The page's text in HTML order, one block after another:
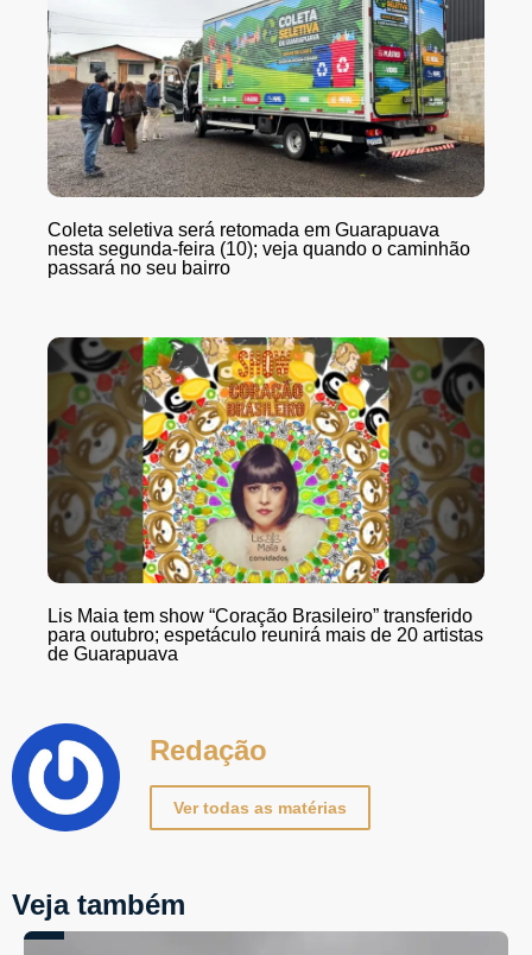
Coleta seletiva será retomada em Guarapuava
nesta segunda-feira (10); veja quando o caminhão
passará no seu bairro
Lis Maia tem show “Coração Brasileiro” transferido
para outubro; espetáculo reunirá mais de 20 artistas
de Guarapuava
Redação
Ver todas as matérias
Veja também